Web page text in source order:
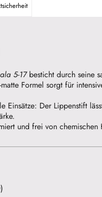
5-17besticht durch seine
Formel sorgt für
Der Lippenstift
und frei von
)